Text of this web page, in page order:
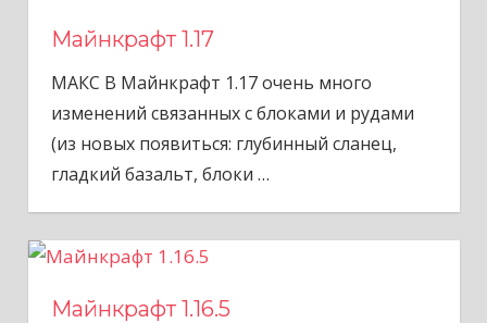
Майнкрафт 1.17
МАКС В Майнкрафт 1.17 очень много
изменений связанных с блоками и рудами
(из новых появиться: глубинный сланец,
гладкий базальт, блоки …
Майнкрафт 1.16.5